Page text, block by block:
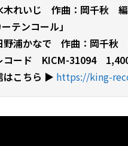
木れいじ 作曲：岡千秋 編
テンコール」
野浦かなで 作曲：岡千秋
コード KICM-31094 1,400
はこちら ▶︎ https://king-